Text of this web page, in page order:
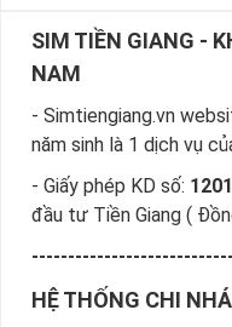
Hướng Dẫn Đặt
Mộc Nhanh
Sim Tiền Giang là đơn
hợp mệnh Mộc, sim giá
Chọn mua sim phong
- Cách nhanh nhất để
SIM TIỀN GIANG -
NAM
- Simtiengiang.vn
năm sinh là 1 dịch vụ
- Giấy phép KD số:
đầu tư Tiền Giang (
HỆ THỐNG CHI